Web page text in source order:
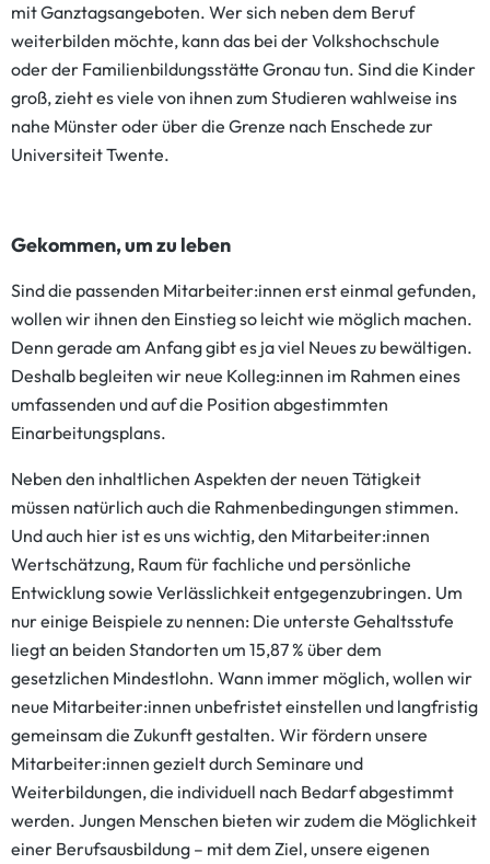
mit Ganztagsangeboten. Wer sich neben dem Beruf
weiterbilden möchte, kann das bei der Volkshochschule
oder der Familienbildungsstätte Gronau tun. Sind die Kinder
groß, zieht es viele von ihnen zum Studieren wahlweise ins
nahe Münster oder über die Grenze nach Enschede zur
Universiteit Twente.
Gekommen, um zu leben
Sind die passenden Mitarbeiter:innen erst einmal gefunden,
wollen wir ihnen den Einstieg so leicht wie möglich machen.
Denn gerade am Anfang gibt es ja viel Neues zu bewältigen.
Deshalb begleiten wir neue Kolleg:innen im Rahmen eines
umfassenden und auf die Position abgestimmten
Einarbeitungsplans.
Neben den inhaltlichen Aspekten der neuen Tätigkeit
müssen natürlich auch die Rahmenbedingungen stimmen.
Und auch hier ist es uns wichtig, den Mitarbeiter:innen
Wertschätzung, Raum für fachliche und persönliche
Entwicklung sowie Verlässlichkeit entgegenzubringen. Um
nur einige Beispiele zu nennen: Die unterste Gehaltsstufe
liegt an beiden Standorten um 15,87 % über dem
gesetzlichen Mindestlohn. Wann immer möglich, wollen wir
neue Mitarbeiter:innen unbefristet einstellen und langfristig
gemeinsam die Zukunft gestalten. Wir fördern unsere
Mitarbeiter:innen gezielt durch Seminare und
Weiterbildungen, die individuell nach Bedarf abgestimmt
werden. Jungen Menschen bieten wir zudem die Möglichkeit
einer Berufsausbildung – mit dem Ziel, unsere eigenen